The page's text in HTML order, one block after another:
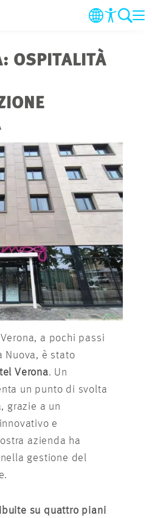
& SERVIZI
NOTIZIE
OSPITALITÀ
a pochi passi
Nuova, è stato
Verona. Un
un punto di svolta
grazie a un
e
azienda ha
gestione del
su quattro piani